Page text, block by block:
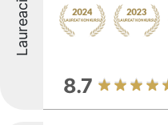
Laureaci
8.7